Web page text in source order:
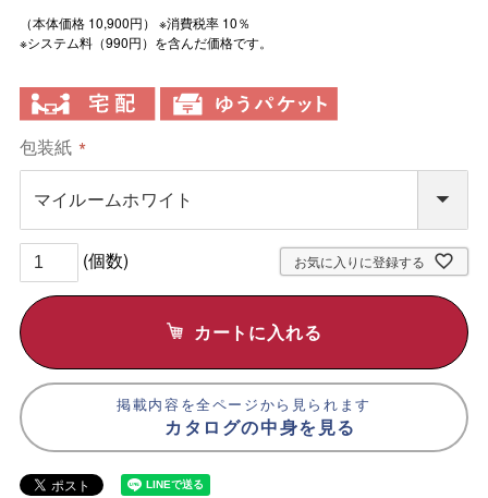
（本体価格 10,900円） ※消費税率 10％
※システム料（990円）を含んだ価格です。
包装紙
(
必
須
)
お気に入りに登録する
カートに入れる
掲載内容を全ページから見られます
カタログの中身を見る